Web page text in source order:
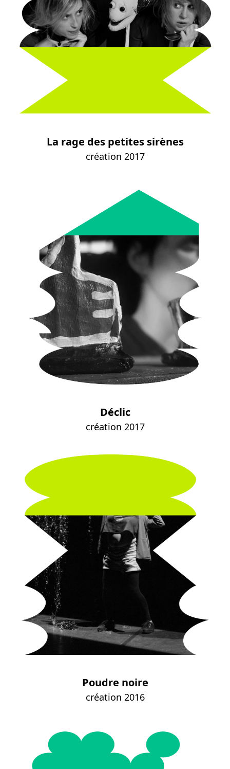
La rage des petites sirènes
création 2017
Déclic
création 2017
Poudre noire
création 2016